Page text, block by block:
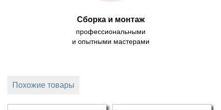
Сборка и монтаж
профессиональными
и опытными мастерами
Похожие товары